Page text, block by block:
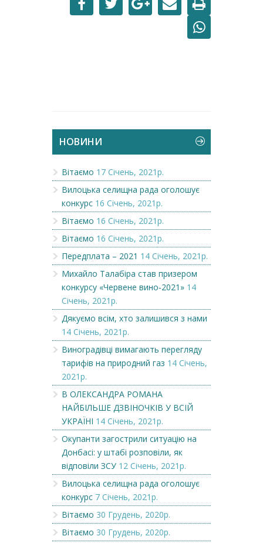
НОВИНИ
Вітаємо 17 Січень, 2021р.
Вилоцька селищна рада оголошує
конкурс 16 Січень, 2021р.
Вітаємо 16 Січень, 2021р.
Вітаємо 16 Січень, 2021р.
Передплата – 2021 14 Січень, 2021р.
Михайло Талабіра став призером
конкурсу «Червене вино-2021» 14
Січень, 2021р.
Дякуємо всім, хто залишився з нами
14 Січень, 2021р.
Виноградівці вимагають перегляду
тарифів на природний газ 14 Січень,
2021р.
В ОЛЕКСАНДРА РОМАНА
НАЙБІЛЬШЕ ДЗВІНОЧКІВ У ВСІЙ
УКРАЇНІ 14 Січень, 2021р.
Окупанти загострили ситуацію на
Донбасі: у штабі розповіли, як
відповіли ЗСУ 12 Січень, 2021р.
Вилоцька селищна рада оголошує
конкурс 7 Січень, 2021р.
Вітаємо 30 Грудень, 2020р.
Вітаємо 30 Грудень, 2020р.